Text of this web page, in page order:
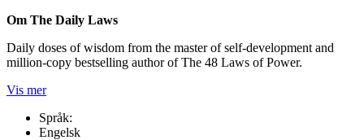
Om The Daily Laws
Daily doses of wisdom from the master of self-development and
million-copy bestselling author of The 48 Laws of Power.
Vis mer
Språk:
Engelsk